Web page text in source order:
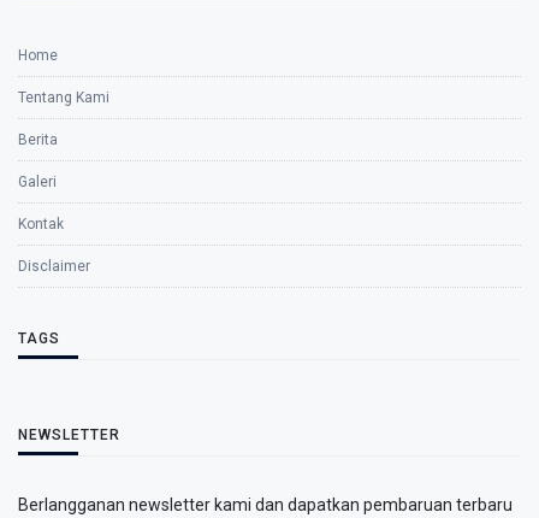
Home
Tentang Kami
Berita
Galeri
Kontak
Disclaimer
TAGS
NEWSLETTER
Berlangganan newsletter kami dan dapatkan pembaruan terbaru